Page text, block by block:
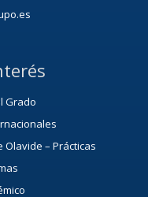
Grado
– Prácticas